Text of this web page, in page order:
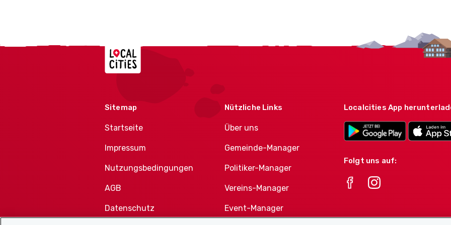
Localcities
Sitemap
Startseite
Impressum
Nutzungsbedingungen
AGB
Datenschutz
Nützliche Links
Über uns
Gemeinde-Manager
Politiker-Manager
Vereins-Manager
Event-Manager
Localcities App
Folgt uns auf: